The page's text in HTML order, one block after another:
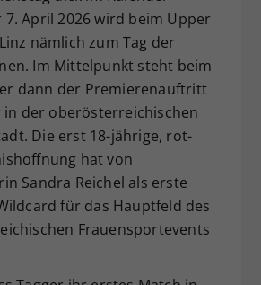
April 2026 wird beim Upper
nämlich zum Tag der
Im Mittelpunkt steht beim
dann der Premierenauftritt
in der oberösterreichischen
Die erst 18-jährige, rot-
hat von
Sandra Reichel als erste
für das Hauptfeld des
Frauensportevents
Wert speichert Ihre Consent-
Unter anderem eine
generierte ID, für die
Speicherung Ihrer
Betreiber dies eingestellt